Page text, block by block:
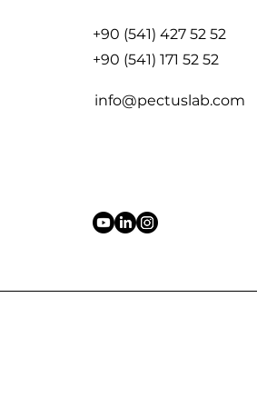
+90 (541) 427 52 52
+90 (541) 171 52 52
info@pectuslab.com